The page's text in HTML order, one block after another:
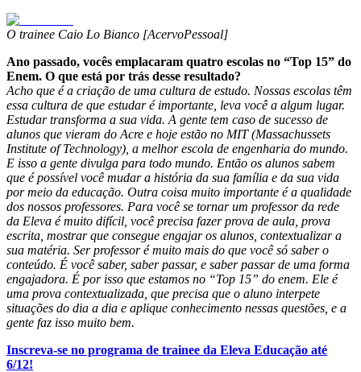
O trainee Caio Lo Bianco [AcervoPessoal]
Ano passado, vocês emplacaram quatro escolas no “Top 15” do
Enem. O que está por trás desse resultado?
Acho que é a criação de uma cultura de estudo. Nossas escolas têm
essa cultura de que estudar é importante, leva você a algum lugar.
Estudar transforma a sua vida. A gente tem caso de sucesso de
alunos que vieram do Acre e hoje estão no MIT (Massachussets
Institute of Technology), a melhor escola de engenharia do mundo.
E isso a gente divulga para todo mundo. Então os alunos sabem
que é possível você mudar a história da sua família e da sua vida
por meio da educação. Outra coisa muito importante é a qualidade
dos nossos professores. Para você se tornar um professor da rede
da Eleva é muito difícil, você precisa fazer prova de aula, prova
escrita, mostrar que consegue engajar os alunos, contextualizar a
sua matéria. Ser professor é muito mais do que você só saber o
conteúdo. É você saber, saber passar, e saber passar de uma forma
engajadora. É por isso que estamos no “Top 15” do enem. Ele é
uma prova contextualizada, que precisa que o aluno interpete
situações do dia a dia e aplique conhecimento nessas questões, e a
gente faz isso muito bem.
Inscreva-se no programa de trainee da Eleva Educação até
6/12!